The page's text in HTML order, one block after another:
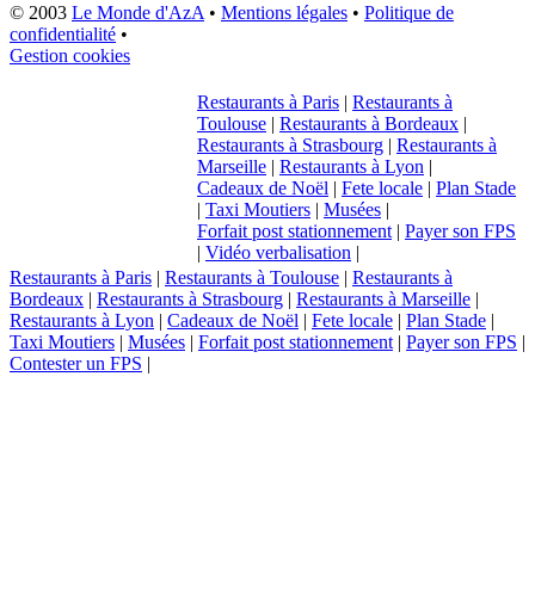
© 2003 Le Monde d'AzA • Mentions légales • Politique de
confidentialité •
Gestion cookies
Restaurants à Paris | Restaurants à
Toulouse | Restaurants à Bordeaux |
Restaurants à Strasbourg | Restaurants à
Marseille | Restaurants à Lyon |
Cadeaux de Noël | Fete locale | Plan Stade
| Taxi Moutiers | Musées |
Forfait post stationnement | Payer son FPS
| Vidéo verbalisation |
Restaurants à Paris | Restaurants à Toulouse | Restaurants à
Bordeaux | Restaurants à Strasbourg | Restaurants à Marseille |
Restaurants à Lyon | Cadeaux de Noël | Fete locale | Plan Stade |
Taxi Moutiers | Musées | Forfait post stationnement | Payer son FPS |
Contester un FPS |